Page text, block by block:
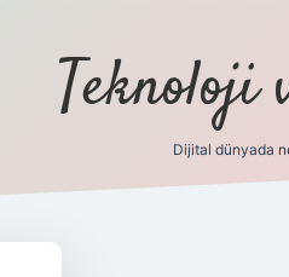
Teknoloji
Dijital dünyada